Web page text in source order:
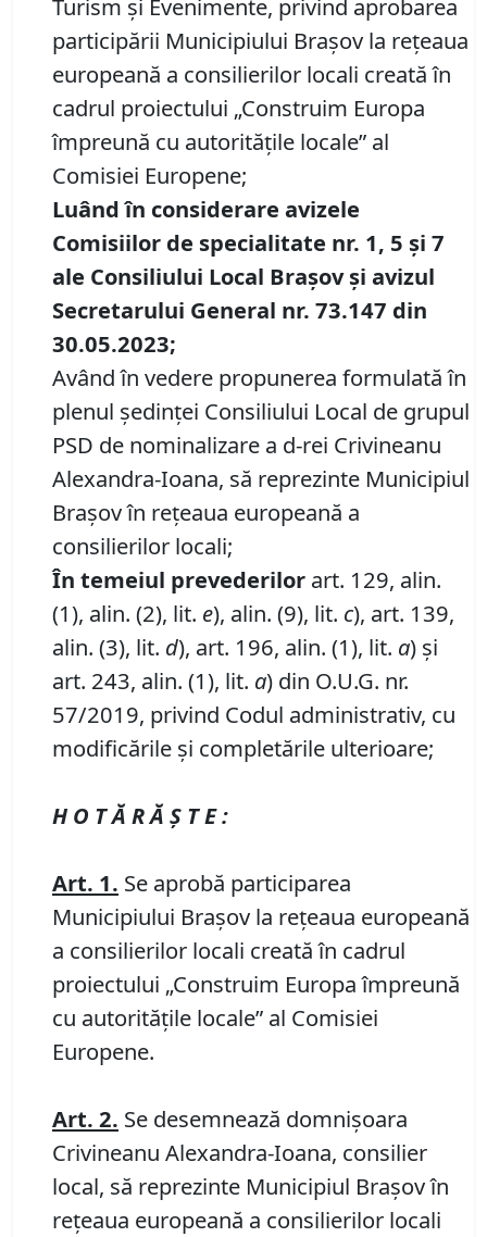
Turism și Evenimente, privind aprobarea
participării Municipiului Brașov la rețeaua
europeană a consilierilor locali creată în
cadrul proiectului „Construim Europa
împreună cu autoritățile locale” al
Comisiei Europene;
Luând în considerare avizele
Comisiilor de specialitate nr. 1, 5 și 7
ale Consiliului Local Brașov și avizul
Secretarului General nr. 73.147 din
30.05.2023;
Având în vedere propunerea formulată în
plenul ședinței Consiliului Local de grupul
PSD de nominalizare a d-rei Crivineanu
Alexandra-Ioana, să reprezinte Municipiul
Brașov în rețeaua europeană a
consilierilor locali;
În temeiul prevederilor art. 129, alin.
(1), alin. (2), lit. e), alin. (9), lit. c), art. 139,
alin. (3), lit. d), art. 196, alin. (1), lit. a) și
art. 243, alin. (1), lit. a) din O.U.G. nr.
57/2019, privind Codul administrativ, cu
modificările și completările ulterioare;
H O T Ă R Ă Ş T E :
Art. 1. Se aprobă participarea
Municipiului Brașov la rețeaua europeană
a consilierilor locali creată în cadrul
proiectului „Construim Europa împreună
cu autoritățile locale” al Comisiei
Europene.
Art. 2. Se desemnează domnișoara
Crivineanu Alexandra-Ioana, consilier
local, să reprezinte Municipiul Brașov în
rețeaua europeană a consilierilor locali